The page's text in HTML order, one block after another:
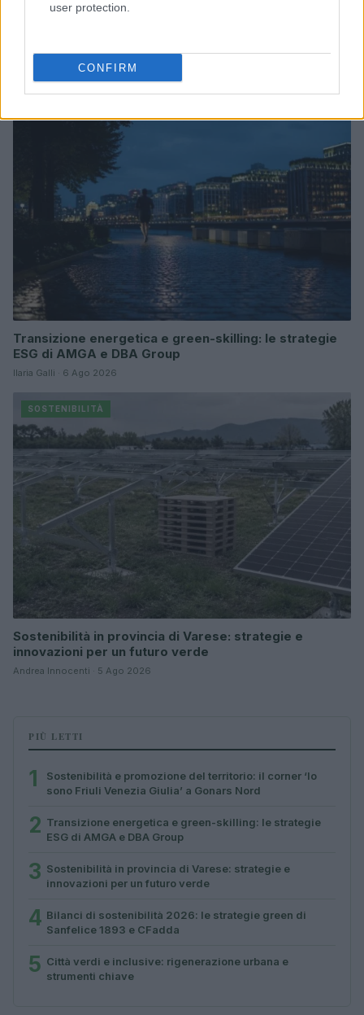
user protection.
CONFIRM
sono Friuli Venezia Giulia’ a Gonars Nord
Transizione energetica e green-skilling: le strategie
ESG di AMGA e DBA Group
Ilaria Galli · 6 Ago 2026
SOSTENIBILITÀ
Sostenibilità in provincia di Varese: strategie e
innovazioni per un futuro verde
Andrea Innocenti · 5 Ago 2026
PIÙ LETTI
1
Sostenibilità e promozione del territorio: il corner ‘Io
sono Friuli Venezia Giulia’ a Gonars Nord
2 Transizione energetica e green-skilling: le strategie
ESG di AMGA e DBA Group
3 Sostenibilità in provincia di Varese: strategie e
innovazioni per un futuro verde
4 Bilanci di sostenibilità 2026: le strategie green di
Sanfelice 1893 e CFadda
5 Città verdi e inclusive: rigenerazione urbana e
strumenti chiave